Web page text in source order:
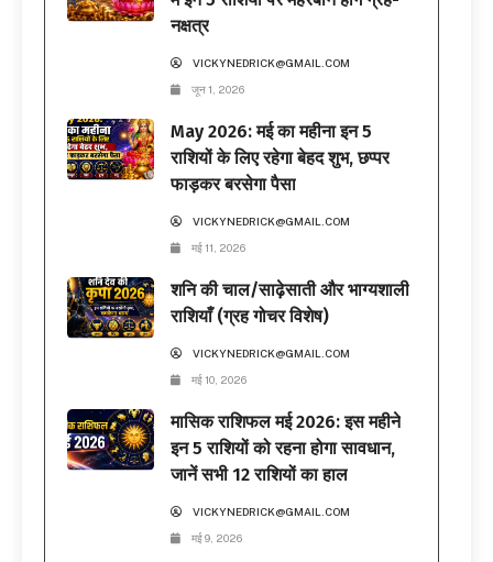
नक्षत्र
VICKYNEDRICK@GMAIL.COM
जून 1, 2026
May 2026: मई का महीना इन 5
राशियों के लिए रहेगा बेहद शुभ, छप्पर
फाड़कर बरसेगा पैसा
VICKYNEDRICK@GMAIL.COM
मई 11, 2026
शनि की चाल/साढ़ेसाती और भाग्यशाली
राशियाँ (ग्रह गोचर विशेष)
VICKYNEDRICK@GMAIL.COM
मई 10, 2026
मासिक राशिफल मई 2026: इस महीने
इन 5 राशियों को रहना होगा सावधान,
जानें सभी 12 राशियों का हाल
VICKYNEDRICK@GMAIL.COM
मई 9, 2026